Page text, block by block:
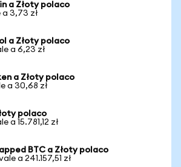
a Złoty polaco
a 3,73 zł
a Złoty polaco
a 6,23 zł
a Złoty polaco
a 30,68 zł
polaco
a 15.781,12 zł
BTC a Złoty polaco
a 241.157,51 zł